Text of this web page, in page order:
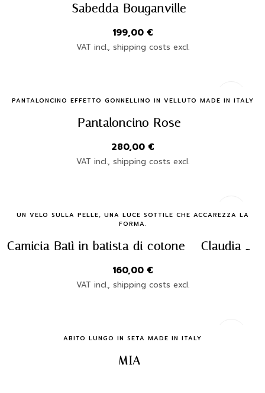
Sabedda Bouganville
199,00 €
VAT incl., shipping costs excl.
Quick Buy
PANTALONCINO EFFETTO GONNELLINO IN VELLUTO MADE IN ITALY
Pantaloncino Rose
280,00 €
VAT incl., shipping costs excl.
Quick Buy
UN VELO SULLA PELLE, UNA LUCE SOTTILE CHE ACCAREZZA LA
FORMA.
Camicia Batì in batista di cotone – Claudia Fasciana | Made in Italy
160,00 €
VAT incl., shipping costs excl.
Quick Buy
ABITO LUNGO IN SETA MADE IN ITALY
MIA